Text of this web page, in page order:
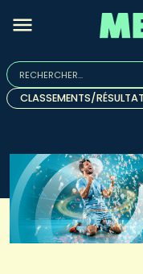
Rechercher :
Quand les résultats
CLASSEMENTS/